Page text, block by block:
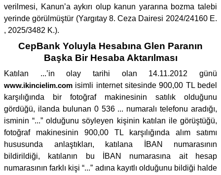
verilmesi, Kanun’a aykırı olup kanun yararına bozma talebi
yerinde görülmüştür (Yargıtay 8. Ceza Dairesi 2024/24160 E.
, 2025/3482 K.).
CepBank Yoluyla Hesabına Glen Paranın
Başka Bir Hesaba Aktarılması
Katılan ...’in olay tarihi olan 14.11.2012 günü
www.ikincielim.com isimli internet sitesinde 900,00 TL bedel
karşılığında bir fotoğraf makinesinin satılık olduğunu
gördüğü, ilanda bulunan 0 536 ... numaralı telefonu aradığı,
isminin “...” olduğunu söyleyen kişinin katılan ile görüştüğü,
fotoğraf makinesinin 900,00 TL karşılığında alım satımı
hususunda anlaştıkları, katılana İBAN numarasının
bildirildiği, katılanın bu İBAN numarasına ait hesap
numarasının farklı kişi “...” adına kayıtlı olduğunu bildiği halde